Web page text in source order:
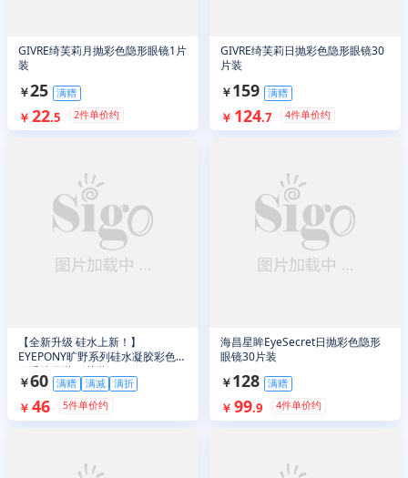
GIVRE绮芙莉月抛彩色隐形眼镜1片
装
￥25 满赠
￥ 22.5 2件单价约
GIVRE绮芙莉日抛彩色隐形眼镜30
片装
￥159 满赠
￥ 124.7 4件单价约
【全新升级 硅水上新！】
EYEPONY旷野系列硅水凝胶彩色隐
形眼镜日抛10片装
￥60 满赠 满减 满折
￥ 46 5件单价约
海昌星眸EyeSecret日抛彩色隐形
眼镜30片装
￥128 满赠
￥ 99.9 4件单价约